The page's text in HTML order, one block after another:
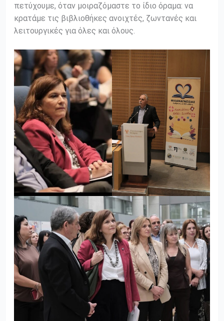
πετύχουμε, όταν μοιραζόμαστε το ίδιο όραμα: να
κρατάμε τις βιβλιοθήκες ανοιχτές, ζωντανές και
λειτουργικές για όλες και όλους.